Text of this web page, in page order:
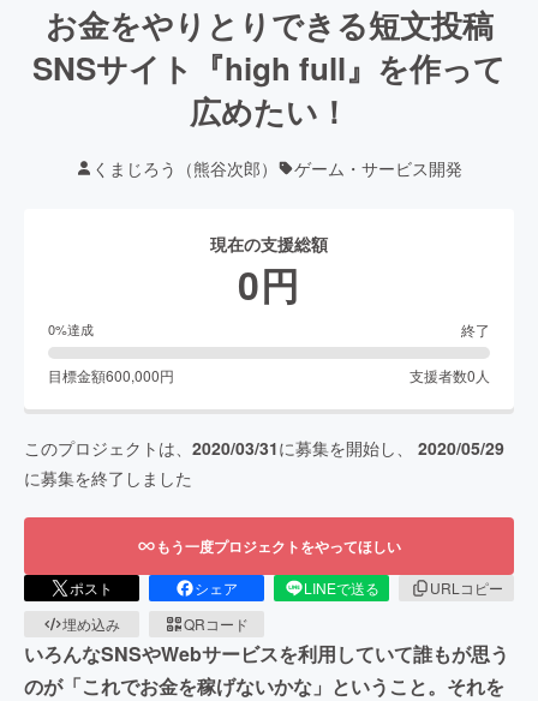
お金をやりとりできる短文投稿
SNSサイト『high full』を作って
広めたい！
くまじろう（熊谷次郎） ゲーム・サービス開発
現在の支援総額
0円
0%達成 終了
目標金額600,000円 支援者数0 人
このプロジェクトは、 2020/03/31に募集を開始し、 2020/05/29
に募集を終了しました
もう一度プロジェクトをやってほしい
ポスト シェア LINEで送る
URLコピー
埋め込み
QRコード
いろんなSNSやWebサービスを利用していて誰もが思う
のが「これでお金を稼げないかな」ということ。それを